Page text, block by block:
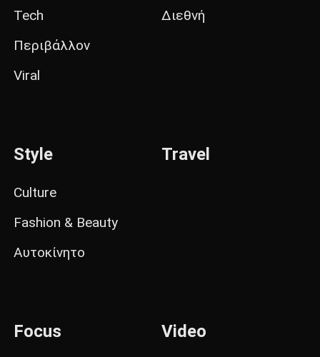
Tech
Περιβάλλον
Viral
Διεθνή
Style
Culture
Fashion & Beauty
Αυτοκίνητο
Travel
Focus Video